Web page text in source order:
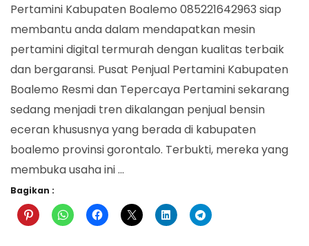
Boalemo
Pertamini Kabupaten Boalemo 085221642963 siap
membantu anda dalam mendapatkan mesin
pertamini digital termurah dengan kualitas terbaik
dan bergaransi. Pusat Penjual Pertamini Kabupaten
Boalemo Resmi dan Tepercaya Pertamini sekarang
sedang menjadi tren dikalangan penjual bensin
eceran khususnya yang berada di kabupaten
boalemo provinsi gorontalo. Terbukti, mereka yang
membuka usaha ini …
Bagikan :